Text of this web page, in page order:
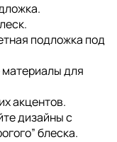
подложка под
материалы для
акцентов.
дизайны с
блеска.